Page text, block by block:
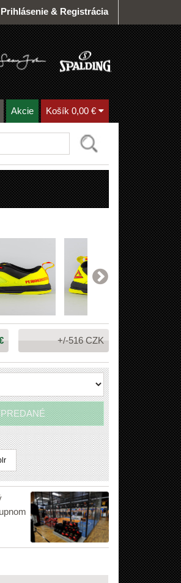
Prihlásenie & Registrácia
Akcie Košík 0,00 €
+/-516 CZK